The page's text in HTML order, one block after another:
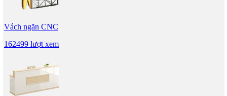
Vách ngăn CNC
162499 lượt xem